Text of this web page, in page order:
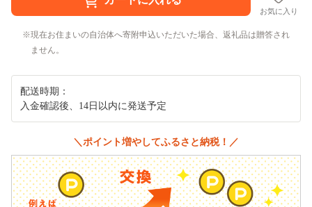
お気に入り
現在お住まいの自治体へ寄附申込いただいた場合、返礼品は贈答され
ません。
配送時期：
入金確認後、14日以内に発送予定
＼ポイント増やしてふるさと納税！／